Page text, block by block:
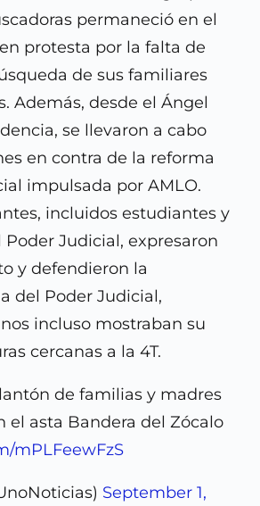
permaneció en el
protesta por la falta de
de sus familiares
Además, desde el Ángel
se llevaron a cabo
en contra de la reforma
impulsada por AMLO.
incluidos estudiantes y
Judicial, expresaron
y defendieron la
del Poder Judicial,
incluso mostraban su
cercanas a la 4T.
de familias y madres
el asta Bandera del Zócalo
mPLFeewFzS
September 1,